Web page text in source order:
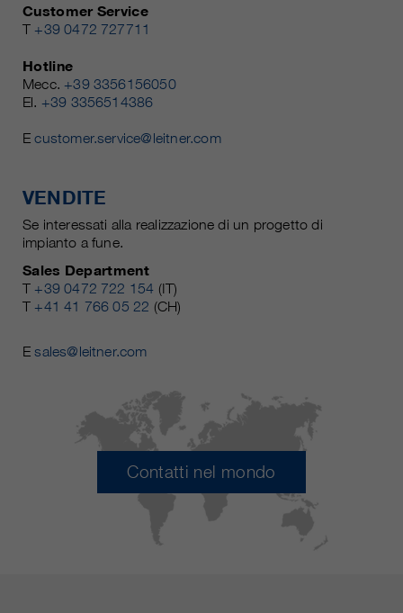
Customer Service
T +39 0472 727711
Hotline
Mecc. +39 3356156050
El. +39 3356514386
Ecustomer.service@leitner.com
VENDITE
Se interessati alla realizzazione di un progetto di
impianto a fune.
Sales Department
T +39 0472 722 154 (IT)
T +41 41 766 05 22 (CH)
Esales@leitner.com
Contatti nel mondo